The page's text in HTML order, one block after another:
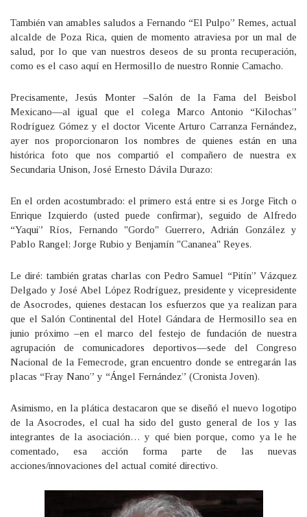
También van amables saludos a Fernando “El Pulpo” Remes, actual
alcalde de Poza Rica, quien de momento atraviesa por un mal de
salud, por lo que van nuestros deseos de su pronta recuperación,
como es el caso aquí en Hermosillo de nuestro Ronnie Camacho.
Precisamente, Jesús Monter –Salón de la Fama del Beisbol
Mexicano—al igual que el colega Marco Antonio “Kilochas”
Rodríguez Gómez y el doctor Vicente Arturo Carranza Fernández,
ayer nos proporcionaron los nombres de quienes están en una
histórica foto que nos compartió el compañero de nuestra ex
Secundaria Unison, José Ernesto Dávila Durazo:
En el orden acostumbrado: el primero está entre si es Jorge Fitch o
Enrique Izquierdo (usted puede confirmar), seguido de Alfredo
“Yaqui” Ríos, Fernando "Gordo" Guerrero, Adrián González y
Pablo Rangel; Jorge Rubio y Benjamín "Cananea" Reyes.
Le diré: también gratas charlas con Pedro Samuel “Pitín” Vázquez
Delgado y José Abel López Rodríguez, presidente y vicepresidente
de Asocrodes, quienes destacan los esfuerzos que ya realizan para
que el Salón Continental del Hotel Gándara de Hermosillo sea en
junio próximo –en el marco del festejo de fundación de nuestra
agrupación de comunicadores deportivos—sede del Congreso
Nacional de la Femecrode, gran encuentro donde se entregarán las
placas “Fray Nano” y “Ángel Fernández” (Cronista Joven).
Asimismo, en la plática destacaron que se diseñó el nuevo logotipo
de la Asocrodes, el cual ha sido del gusto general de los y las
integrantes de la asociación… y qué bien porque, como ya le he
comentado, esa acción forma parte de las nuevas
acciones/innovaciones del actual comité directivo.